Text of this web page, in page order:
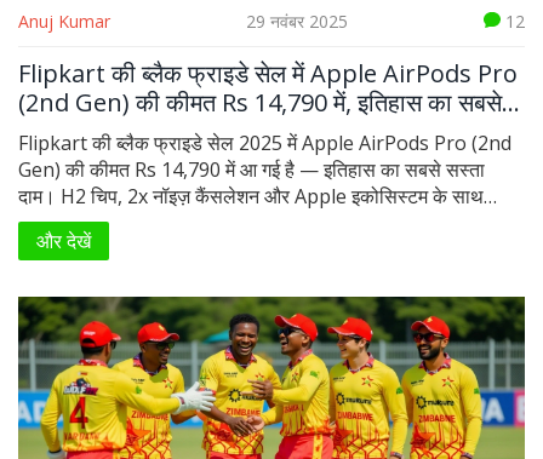
Anuj Kumar 29 नवंबर 2025 12
Flipkart की ब्लैक फ्राइडे सेल में Apple AirPods Pro
(2nd Gen) की कीमत Rs 14,790 में, इतिहास का सबसे
सस्ता दाम
Flipkart की ब्लैक फ्राइडे सेल 2025 में Apple AirPods Pro (2nd
Gen) की कीमत Rs 14,790 में आ गई है — इतिहास का सबसे सस्ता
दाम। H2 चिप, 2x नॉइज़ कैंसलेशन और Apple इकोसिस्टम के साथ
बेहतरीन अनुभव।
और देखें